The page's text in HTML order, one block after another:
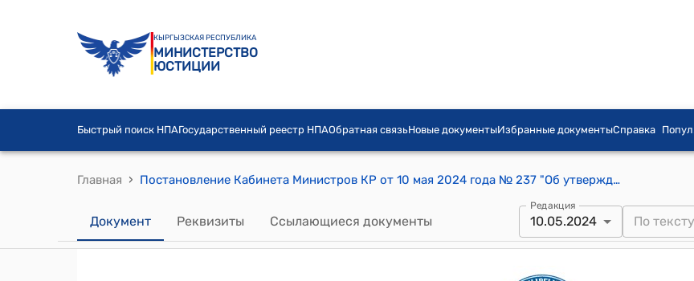
КЫРГЫЗСКАЯ РЕСПУБЛИКА
МИНИСТЕРСТВО
ЮСТИЦИИ
Быстрый поиск НПАГосударственный реестр НПАОбратная связьНовые документыИзбранные документыСправка
Главная › Постановление Кабинета Министров КР от 10 мая 2024 года № 237 "Об утверждении Порядка и условий исполнения электронного наблюдения, использования электронных и иных технических средств контроля"
Документ Реквизиты Ссылающиеся документы
Редакция
10.05.2024